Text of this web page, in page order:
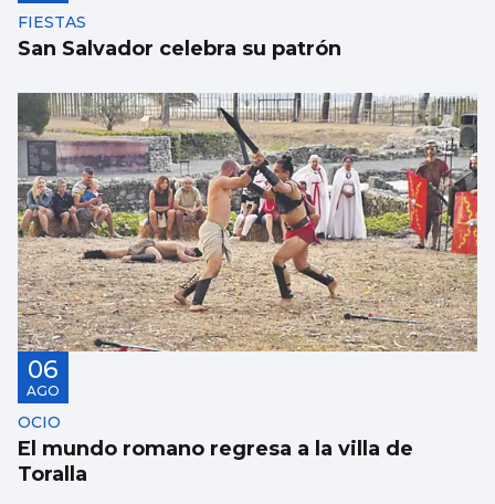
FIESTAS
San Salvador celebra su patrón
06
AGO
OCIO
El mundo romano regresa a la villa de
Toralla